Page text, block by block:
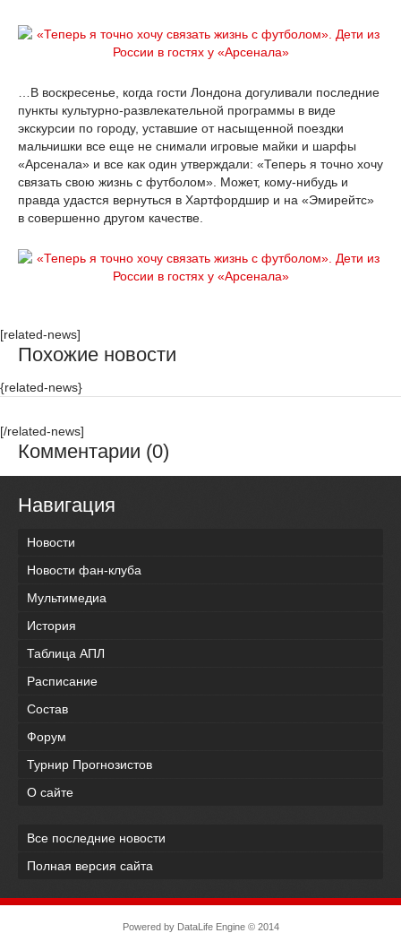
…В воскресенье, когда гости Лондона догуливали последние
пункты культурно-развлекательной программы в виде
экскурсии по городу, уставшие от насыщенной поездки
мальчишки все еще не снимали игровые майки и шарфы
«Арсенала» и все как один утверждали: «Теперь я точно хочу
связать свою жизнь с футболом». Может, кому-нибудь и
правда удастся вернуться в Хартфордшир и на «Эмирейтс»
в совершенно другом качестве.
[related-news]
Похожие новости
{related-news}
[/related-news]
Комментарии (0)
Навигация
Новости
Новости фан-клуба
Мультимедиа
История
Таблица АПЛ
Расписание
Состав
Форум
Турнир Прогнозистов
О сайте
Все последние новости
Полная версия сайта
Powered by DataLife Engine© 2014